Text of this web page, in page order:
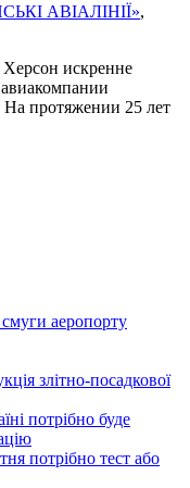
АВІАЛІНІЇ»,
искренне
протяжении 25 лет
смуги аеропорту
злітно-посадкової
потрібно буде
потрібно тест або